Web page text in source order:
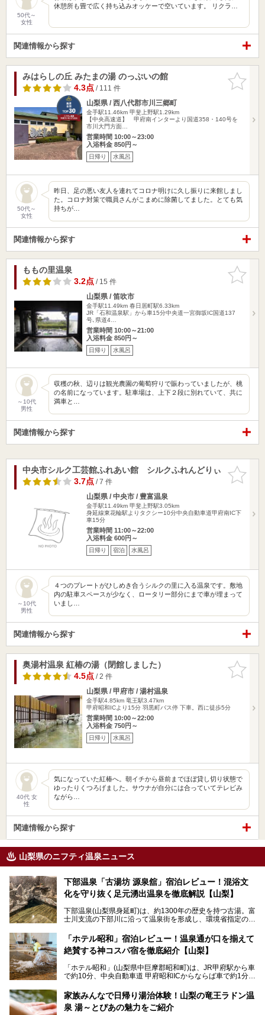
50代～
女性
休憩所も畳で広く持ち込みオッケーで空いています。 リクラ…
関連情報から探す
お気に入
りに追加
みはらしの丘 みたまの湯 のっぷいの館
4.3点/ 111 件
山梨県 / 西八代郡市川三郷町
金手駅11.46km 甲斐上野駅1.29km
【中央高速道】 甲府南インターより国道358・140号を
市川大門方面…
営業時間 10:00～23:00
入浴料金 850円～
日帰り 水風呂
50代～
女性
昨日、足の悪い友人を連れてコロナ明けに久し振りに来館しまし
た。コロナ対策で職員さんがこまめに除菌してました。とても気
持ちが…
関連情報から探す
お気に入
りに追加
ももの里温泉
3.2点/ 15 件
山梨県 / 笛吹市
金手駅11.49km 春日居町駅6.33km
JR「石和温泉駅」から車15分中央道一宮御坂IC国道137
号､県道4…
営業時間 10:00～21:00
入浴料金 850円～
日帰り 水風呂
～10代
男性
収穫の秋、辺りは観光農園の葡萄狩りで賑わっていましたが、桃
の名前になっています。駐車場は、上下２段に別れていて、共に
満車と…
関連情報から探す
お気に入
りに追加
中央市シルク工芸館ふれあい館 シルクふれんどりぃ
3.7点/ 7 件
山梨県 / 中央市 / 豊富温泉
金手駅11.49km 甲斐上野駅3.05km
身延線東花輪駅よりタクシー10分中央自動車道甲府南IC下
車15分
営業時間 11:00～22:00
入浴料金 600円～
日帰り 宿泊 水風呂
～10代
男性
４つのプレートがひしめき合うシルクの里に入る温泉です。敷地
内の駐車スペースが少なく、ロータリー部分にまで車が埋まって
いまし…
関連情報から探す
お気に入
りに追加
奥湯村温泉 紅椿の湯（閉館しました）
4.5点/ 2 件
山梨県 / 甲府市 / 湯村温泉
金手駅4.85km 竜王駅3.47km
甲府昭和ICより15分 羽黒町バス停 下車。西に徒歩5分
営業時間 10:00～22:00
入浴料金 750円～
日帰り 水風呂
40代 女
性
気になっていた紅椿へ。朝イチから昼前までほぼ貸し切り状態で
ゆったりくつろげました。サウナが自分には合っていてテレビみ
ながら…
関連情報から探す
山梨県のニフティ温泉ニュース
下部温泉「古湯坊 源泉舘」宿泊レビュー！混浴文
化を守り抜く足元湧出温泉を徹底解説【山梨】
下部温泉(山梨県身延町)は、約1300年の歴史を持つ古湯。富
士川支流の下部川に沿って温泉街を形成し、環境省指定の国
中でも「古湯坊 源泉舘」は、戦国時代に武田信玄公も療養
したと伝えられる名湯の宿。最大の特徴は、令和の現代にお
いても混浴文化が守られ、老若男女の分け隔て一切無く温泉
向にありますが、「古湯坊 源泉舘」では本来あるべき混浴
の姿が保たれている点に注目すべきでしょう。
今回は足元湧出の混浴温泉である「かくし湯大岩風呂」をは
じめ、湯治棟である「別館神泉」を中心に「古湯坊 源泉
舘」の全貌を徹底紹介します。
「ホテル昭和」宿泊レビュー！温泉通が口を揃えて
絶賛する神コスパ宿を徹底紹介【山梨】
「ホテル昭和」(山梨県中巨摩郡昭和町)は、JR甲府駅から車
で約10分、中央自動車道 甲府昭和ICからならば車で約1分の
から、一人泊でも6,000円台から宿泊可能です。
しかし、最大の魅力は“温泉そのもの”でしょう。自家源泉を
家族みんなで日帰り湯治体験！山梨の竜王ラドン温
泉 湯～とぴあの魅力をご紹介